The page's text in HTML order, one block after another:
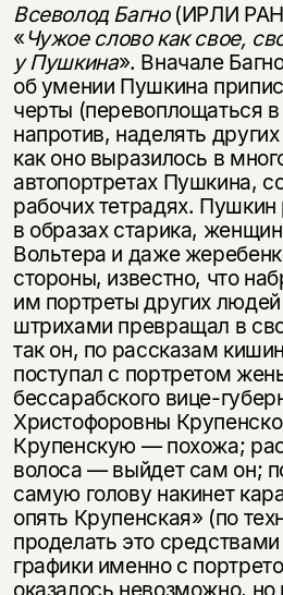
Всеволод Багно (ИРЛИ
«Чужое слово как свое,
у Пушкина». Вначале
об умении Пушкина
черты (перевоплощаться
напротив, наделять
как оно выразилось в
автопортретах Пушкина,
рабочих тетрадях. Пушкин
в образах старика,
Вольтера и даже
стороны, известно, что
им портреты других
штрихами превращал в
так он, по рассказам
поступал с портретом
бессарабского вице-
Христофоровны
Крупенскую — похожа;
волоса — выйдет сам он;
самую голову накинет
опять Крупенская» (по
проделать это
графики именно с
оказалось невозможно, но